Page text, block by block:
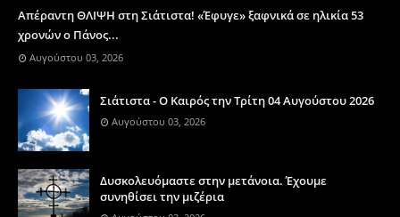
Απέραντη ΘΛΙΨΗ στη Σιάτιστα! «Έφυγε» ξαφνικά σε ηλικία 53
χρονών ο Πάνος...
Αυγούστου 03, 2026
Σιάτιστα - Ο Καιρός την Τρίτη 04 Αυγούστου 2026
Αυγούστου 03, 2026
Δυσκολευόμαστε στην μετάνοια. Έχουμε
συνηθίσει την μιζέρια